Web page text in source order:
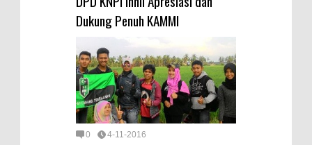
Dukung Penuh KAMMI
0 4-11-2016